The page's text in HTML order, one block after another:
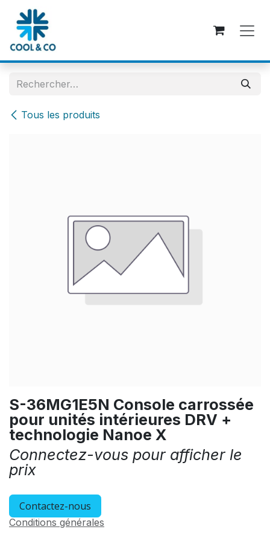
Se rendre au contenu
Tous les produits
S-36MG1E5N Console carrossée
pour unités intérieures DRV +
technologie Nanoe X
Connectez-vous pour afficher le
prix
Contactez-nous
Conditions générales